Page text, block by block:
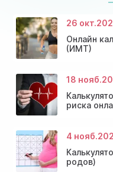
26 окт.
Онлайн
(ИМТ)
18 нояб.
риска
4 нояб.
родов)